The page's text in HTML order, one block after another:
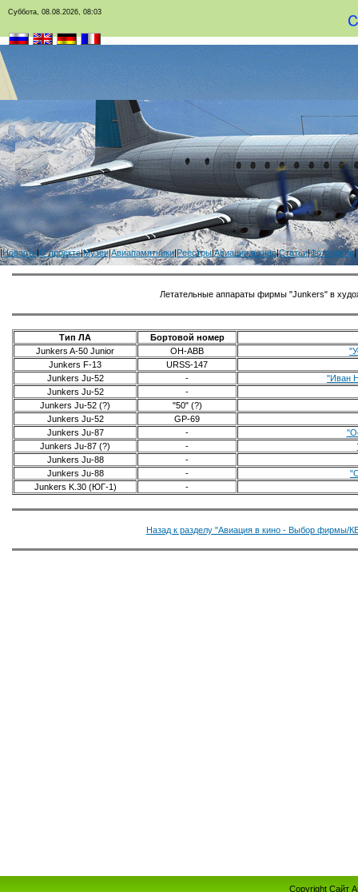
Суббота, 08.08.2026, 08:03
|Новости|О проекте|Музеи|Авиапамятники|Реестры|Авиация в кино|Статьи|Фотоархив|
Летательные аппараты фирмы "Junkers" в
Тип ЛА
Бортовой номер
Junkers A-50 Junior
OH-ABB
Junkers F-13
URSS-147
Junkers Ju-52
-
"Иван
Junkers Ju-52
-
Junkers Ju-52 (?)
"50" (?)
Junkers Ju-52
GP-69
Junkers Ju-87
-
Junkers Ju-87 (?)
-
Junkers Ju-88
-
Junkers Ju-88
-
Junkers K.30 (ЮГ-1)
-
Назад к разделу "Авиация в кино - Выбор фирмы/КБ
Copyright Сайт